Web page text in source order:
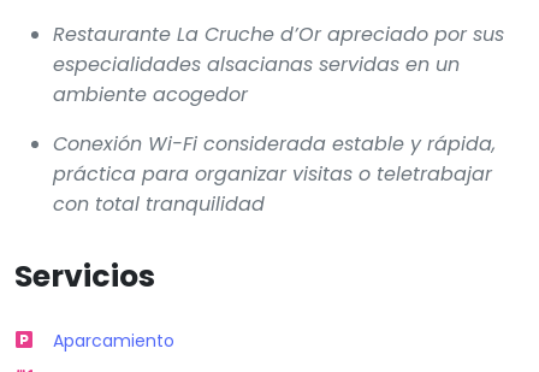
Restaurante La Cruche d’Or apreciado por sus
especialidades alsacianas servidas en un
ambiente acogedor
Conexión Wi-Fi considerada estable y rápida,
práctica para organizar visitas o teletrabajar
con total tranquilidad
Servicios
Aparcamiento